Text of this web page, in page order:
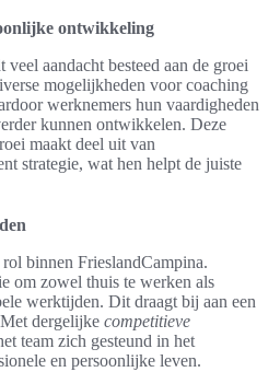
ontwikkeling
aandacht besteed aan de groei
mogelijkheden voor coaching
werknemers hun vaardigheden
kunnen ontwikkelen. Deze
maakt deel uit van
strategie, wat hen helpt de juiste
binnen FrieslandCampina.
om zowel thuis te werken als
werktijden. Dit draagt bij aan een
dergelijke competitieve
team zich gesteund in het
en persoonlijke leven.